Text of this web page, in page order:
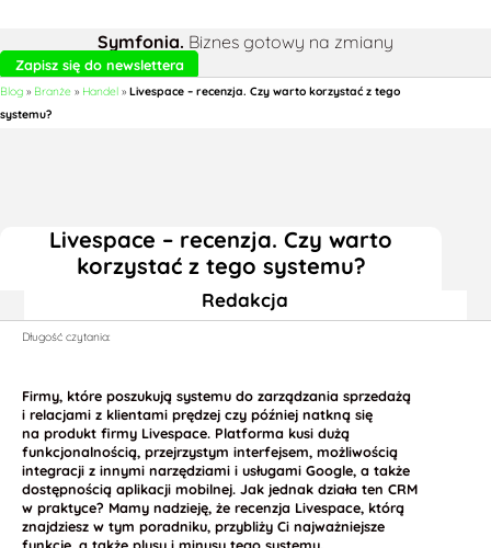
Symfonia. Biznes gotowy na zmiany
Zapisz się do newslettera
Blog » Branże » Handel » Livespace – recenzja. Czy warto korzystać z tego
systemu?
Livespace – recenzja. Czy warto
korzystać z tego systemu?
Redakcja
Długość czytania:
Firmy, które poszukują systemu do zarządzania sprzedażą
i relacjami z klientami prędzej czy później natkną się
na produkt firmy Livespace. Platforma kusi dużą
funkcjonalnością, przejrzystym interfejsem, możliwością
integracji z innymi narzędziami i usługami Google, a także
dostępnością aplikacji mobilnej. Jak jednak działa ten CRM
w praktyce? Mamy nadzieję, że recenzja Livespace, którą
znajdziesz w tym poradniku, przybliży Ci najważniejsze